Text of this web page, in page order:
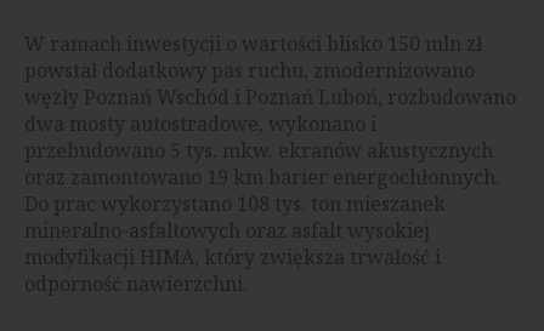
W ramach inwestycji o wartości blisko 150 mln zł
powstał dodatkowy pas ruchu, zmodernizowano
węzły Poznań Wschód i Poznań Luboń, rozbudowano
dwa mosty autostradowe, wykonano i
przebudowano 5 tys. mkw. ekranów akustycznych
oraz zamontowano 19 km barier energochłonnych.
Do prac wykorzystano 108 tys. ton mieszanek
mineralno-asfaltowych oraz asfalt wysokiej
modyfikacji HIMA, który zwiększa trwałość i
odporność nawierzchni.